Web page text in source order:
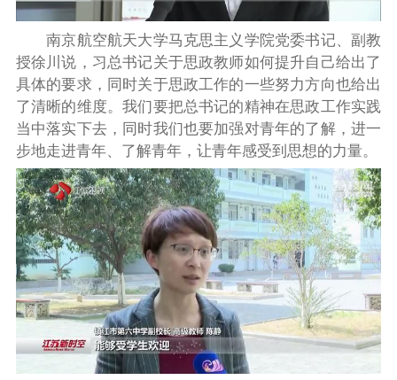
南京航空航天大学马克思主义学院党委书记、副教
授徐川说，习总书记关于思政教师如何提升自己给出了
具体的要求，同时关于思政工作的一些努力方向也给出
了清晰的维度。我们要把总书记的精神在思政工作实践
当中落实下去，同时我们也要加强对青年的了解，进一
步地走进青年、了解青年，让青年感受到思想的力量。